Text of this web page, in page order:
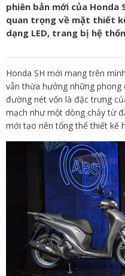
phiên bản mới của Honda
quan trọng về mặt thiết
dạng LED, trang bị hệ
Honda SH mới mang trên
vẫn thừa hưởng những
đường nét vốn là đặc trưng
mạch như một dòng chảy từ
mới tạo nên tổng thể thiết kế